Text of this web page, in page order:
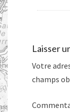
Laisser
Votre
champs